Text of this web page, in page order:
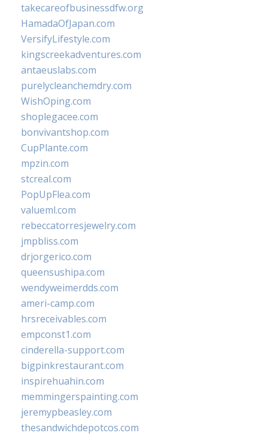
takecareofbusinessdfw.org
HamadaOfJapan.com
VersifyLifestyle.com
kingscreekadventures.com
antaeuslabs.com
purelycleanchemdry.com
WishOping.com
shoplegacee.com
bonvivantshop.com
CupPlante.com
mpzin.com
stcreal.com
PopUpFlea.com
valueml.com
rebeccatorresjewelry.com
jmpbliss.com
drjorgerico.com
queensushipa.com
wendyweimerdds.com
ameri-camp.com
hrsreceivables.com
empconst1.com
cinderella-support.com
bigpinkrestaurant.com
inspirehuahin.com
memmingerspainting.com
jeremypbeasley.com
thesandwichdepotcos.com